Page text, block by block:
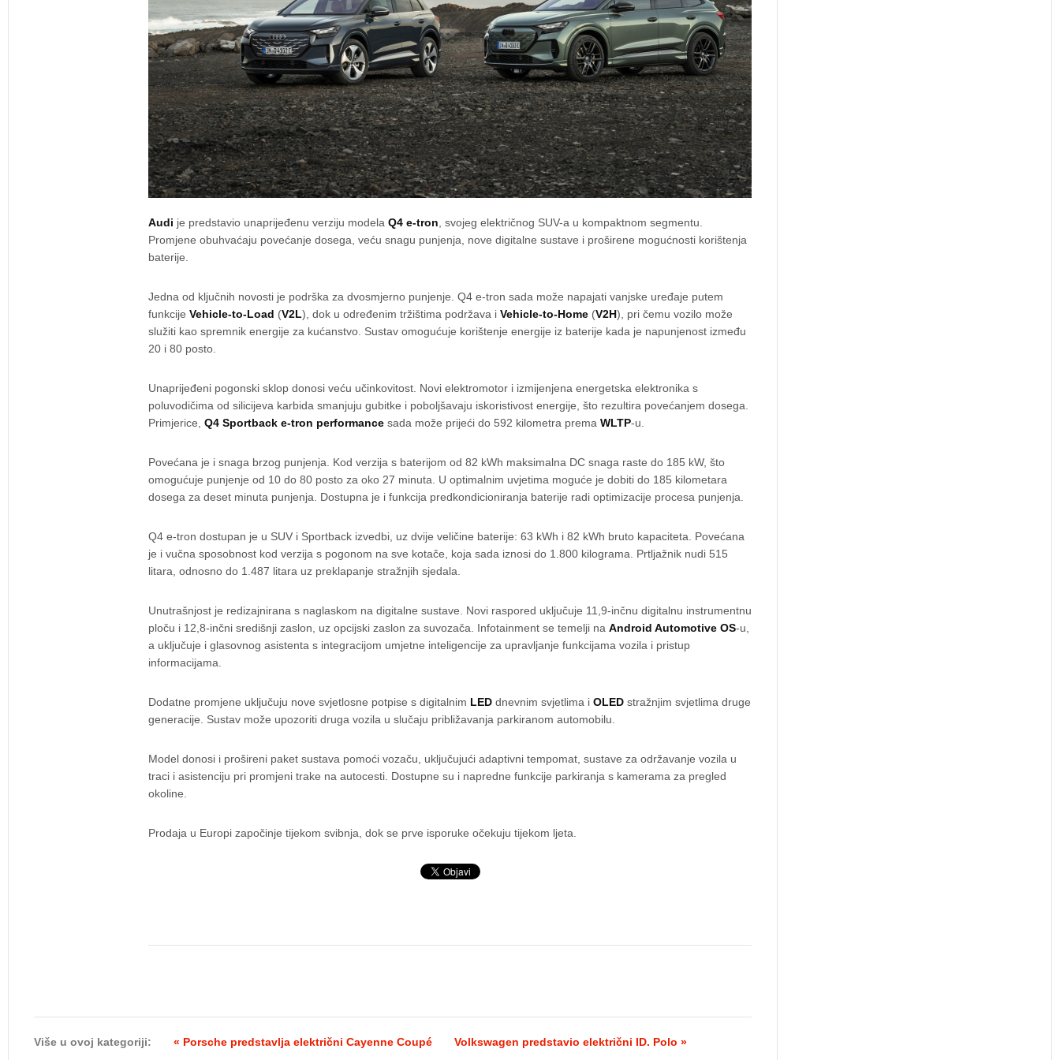
Audi je predstavio unaprijeđenu verziju modela Q4 e-tron , svojeg električnog SUV-a u kompaktnom segmentu.
Promjene obuhvaćaju povećanje dosega, veću snagu punjenja, nove digitalne sustave i proširene mogućnosti korištenja
baterije.
Jedna od ključnih novosti je podrška za dvosmjerno punjenje. Q4 e-tron sada može napajati vanjske uređaje putem
funkcije Vehicle-to-Load (V2L), dok u određenim tržištima podržava i Vehicle-to-Home (V2H), pri čemu vozilo može
služiti kao spremnik energije za kućanstvo. Sustav omogućuje korištenje energije iz baterije kada je napunjenost između
20 i 80 posto.
Unaprijeđeni pogonski sklop donosi veću učinkovitost. Novi elektromotor i izmijenjena energetska elektronika s
poluvodičima od silicijeva karbida smanjuju gubitke i poboljšavaju iskoristivost energije, što rezultira povećanjem dosega.
Primjerice, Q4 Sportback e-tron performance sada može prijeći do 592 kilometra prema WLTP-u.
Povećana je i snaga brzog punjenja. Kod verzija s baterijom od 82 kWh maksimalna DC snaga raste do 185 kW, što
omogućuje punjenje od 10 do 80 posto za oko 27 minuta. U optimalnim uvjetima moguće je dobiti do 185 kilometara
dosega za deset minuta punjenja. Dostupna je i funkcija predkondicioniranja baterije radi optimizacije procesa punjenja.
Q4 e-tron dostupan je u SUV i Sportback izvedbi, uz dvije veličine baterije: 63 kWh i 82 kWh bruto kapaciteta. Povećana
je i vučna sposobnost kod verzija s pogonom na sve kotače, koja sada iznosi do 1.800 kilograma. Prtljažnik nudi 515
litara, odnosno do 1.487 litara uz preklapanje stražnjih sjedala.
Unutrašnjost je redizajnirana s naglaskom na digitalne sustave. Novi raspored uključuje 11,9-inčnu digitalnu instrumentnu
ploču i 12,8-inčni središnji zaslon, uz opcijski zaslon za suvozača. Infotainment se temelji na Android Automotive OS-u,
a uključuje i glasovnog asistenta s integracijom umjetne inteligencije za upravljanje funkcijama vozila i pristup
informacijama.
Dodatne promjene uključuju nove svjetlosne potpise s digitalnim LED dnevnim svjetlima i OLED stražnjim svjetlima druge
generacije. Sustav može upozoriti druga vozila u slučaju približavanja parkiranom automobilu.
Model donosi i prošireni paket sustava pomoći vozaču, uključujući adaptivni tempomat, sustave za održavanje vozila u
traci i asistenciju pri promjeni trake na autocesti. Dostupne su i napredne funkcije parkiranja s kamerama za pregled
okoline.
Prodaja u Europi započinje tijekom svibnja, dok se prve isporuke očekuju tijekom ljeta.
Više u ovoj kategoriji: « Porsche predstavlja električni Cayenne Coupé Volkswagen predstavio električni ID. Polo »